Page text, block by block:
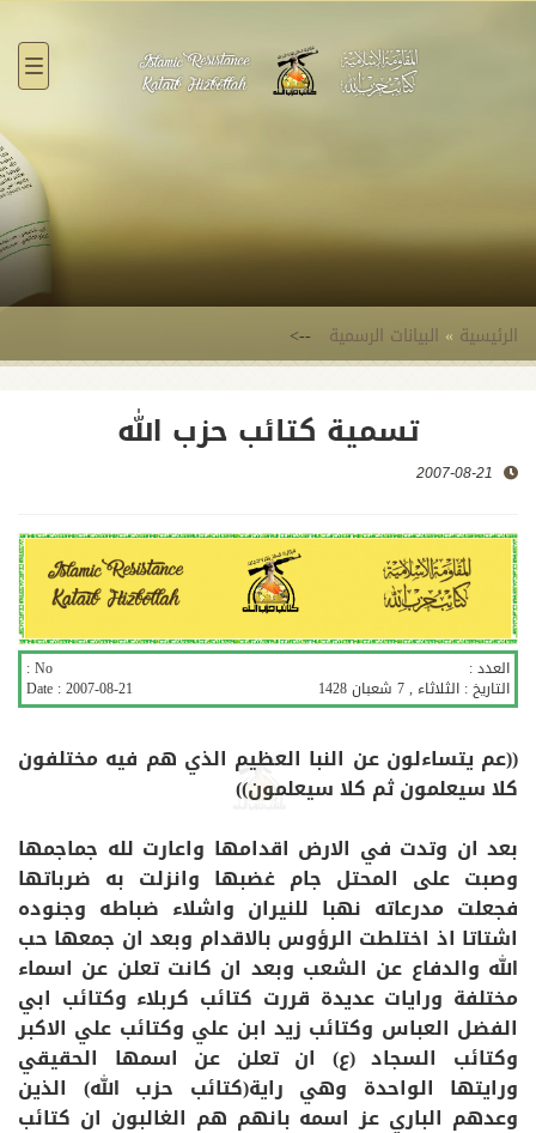
الرئيسية » البيانات الرسمية -->
تسمية كتائب حزب الله
2007-08-21
العدد :
التاريخ : الثلاثاء , 7 شعبان 1428
No :
Date :2007-08-21
((عم يتساءلون عن النبا العظيم الذي هم فيه مختلفون
كلا سيعلمون ثم كلا سيعلمون))
بعد ان وتدت في الارض اقدامها واعارت لله جماجمها
وصبت على المحتل جام غضبها وانزلت به ضرباتها
فجعلت مدرعاته نهبا للنيران واشلاء ضباطه وجنوده
اشتاتا اذ اختلطت الرؤوس بالاقدام وبعد ان جمعها حب
الله والدفاع عن الشعب وبعد ان كانت تعلن عن اسماء
مختلفة ورايات عديدة قررت كتائب كربلاء وكتائب ابي
الفضل العباس وكتائب زيد ابن علي وكتائب علي الاكبر
وكتائب السجاد (ع) ان تعلن عن اسمها الحقيقي
ورايتها الواحدة وهي راية(كتائب حزب الله) الذين
وعدهم الباري عز اسمه بانهم هم الغالبون ان كتائب